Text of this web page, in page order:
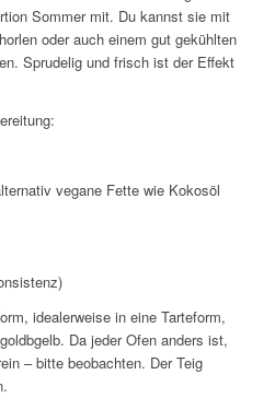
Sommer mit. Du kannst sie mit
oder auch einem gut gekühlten
Sprudelig und frisch ist der Effekt
vegane Fette wie Kokosöl
idealerweise in eine Tarteform,
Da jeder Ofen anders ist,
– bitte beobachten. Der Teig